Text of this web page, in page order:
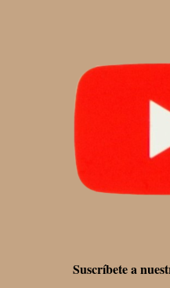
Suscríbete a